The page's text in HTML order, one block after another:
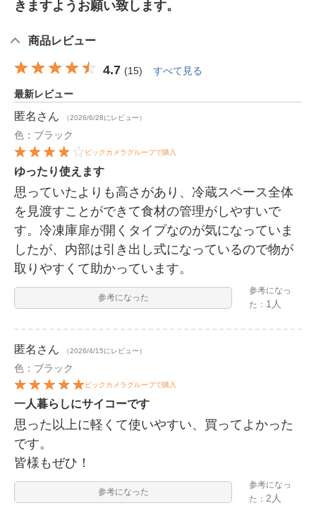
きますようお願い致します。
商品レビュー
4.7 (15) すべて見る
最新レビュー
匿名 さん （2026/6/28にレビュー）
色：ブラック
ビックカメラグループで購入
ゆったり使えます
思っていたよりも高さがあり、冷蔵スペース全体
を見渡すことができて食材の管理がしやすいで
す。冷凍庫扉が開くタイプなのが気になっていま
したが、内部は引き出し式になっているので物が
取りやすくて助かっています。
参考になった
参考になっ
た： 1人
匿名 さん （2026/4/15にレビュー）
色：ブラック
ビックカメラグループで購入
一人暮らしにサイコーです
思った以上に軽くて使いやすい、買ってよかった
です。
皆様もぜひ！
参考になった
参考になっ
た：2人